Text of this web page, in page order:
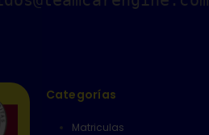
Categorías
Matriculas